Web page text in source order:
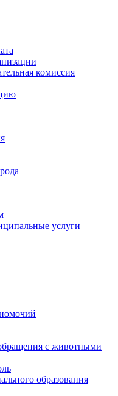
комиссия
услуги
с животными
образования